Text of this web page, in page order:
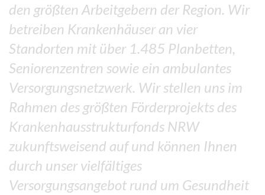
den größten Arbeitgebern der Region. Wir
betreiben Krankenhäuser an vier
Standorten mit über 1.485 Planbetten,
Seniorenzentren sowie ein ambulantes
Versorgungsnetzwerk. Wir stellen uns im
Rahmen des größten Förderprojekts des
Krankenhausstrukturfonds NRW
zukunftsweisend auf und können Ihnen
durch unser vielfältiges
Versorgungsangebot rund um Gesundheit